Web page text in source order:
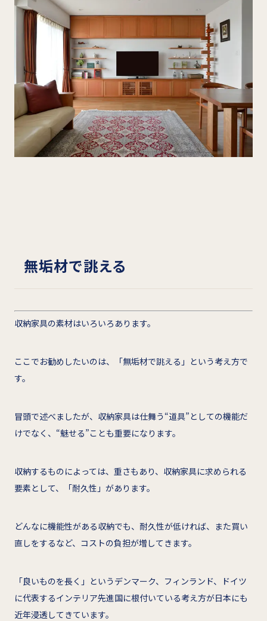
無垢材で誂える
収納家具の素材はいろいろあります。
ここでお勧めしたいのは、「無垢材で誂える」という考え方で
す。
冒頭で述べましたが、収納家具は仕舞う“道具”としての機能だ
けでなく、“魅せる”ことも重要になります。
収納するものによっては、重さもあり、収納家具に求められる
要素として、「耐久性」があります。
どんなに機能性がある収納でも、耐久性が低ければ、また買い
直しをするなど、コストの負担が増してきます。
「良いものを長く」というデンマーク、フィンランド、ドイツ
に代表するインテリア先進国に根付いている考え方が日本にも
近年浸透してきています。